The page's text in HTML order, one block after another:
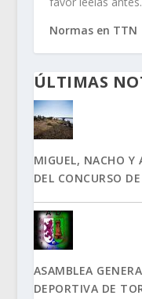
Normas en TTN
ÚLTIMAS
MIGUEL, NACHO Y
DEL CONCURSO
ASAMBLEA
DEPORTIVA DE